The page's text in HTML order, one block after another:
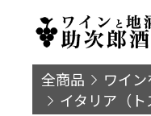
全商品 ワイ
イタリア（ト